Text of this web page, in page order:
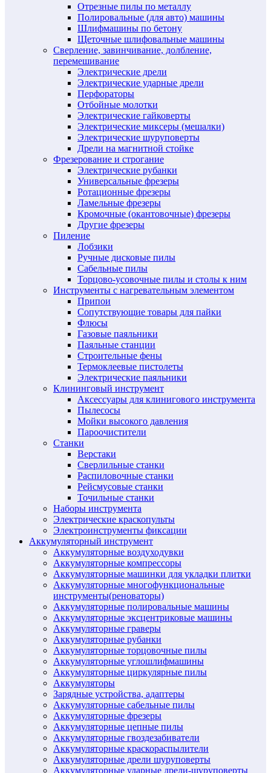
Отрезные пилы по металлу
Полировальные (для авто) машины
Шлифмашины по бетону
Щеточные шлифовальные машины
Сверление, завинчивание, долбление,
перемешивание
Электрические дрели
Электрические ударные дрели
Перфораторы
Отбойные молотки
Электрические гайковерты
Электрические миксеры (мешалки)
Электрические шуруповерты
Дрели на магнитной стойке
Фрезерование и строгание
Электрические рубанки
Универсальные фрезеры
Ротационные фрезеры
Ламельные фрезеры
Кромочные (окантовочные) фрезеры
Другие фрезеры
Пиление
Лобзики
Ручные дисковые пилы
Сабельные пилы
Торцово-усовочные пилы и столы к ним
Инструменты с нагревательным элементом
Припои
Сопутствующие товары для пайки
Флюсы
Газовые паяльники
Паяльные станции
Строительные фены
Термоклеевые пистолеты
Электрические паяльники
Клининговый инструмент
Аксессуары для клинигового инструмента
Пылесосы
Мойки высокого давления
Пароочистители
Станки
Верстаки
Сверлильные станки
Распиловочные станки
Рейсмусовые станки
Точильные станки
Наборы инструмента
Электрические краскопульты
Электроинструменты фиксации
Аккумуляторный инструмент
Аккумуляторные воздуходувки
Аккумуляторные компрессоры
Аккумуляторные машинки для укладки плитки
Аккумуляторные многофункциональные
инструменты(реноваторы)
Аккумуляторные полировальные машины
Аккумуляторные эксцентриковые машины
Аккумуляторные граверы
Аккумуляторные рубанки
Аккумуляторные торцовочные пилы
Аккумуляторные углошлифмашины
Аккумуляторные циркулярные пилы
Аккумуляторы
Зарядные устройства, адаптеры
Аккумуляторные сабельные пилы
Аккумуляторные фрезеры
Аккумуляторные цепные пилы
Аккумуляторные гвоздезабиватели
Аккумуляторные краскораспылители
Аккумуляторные дрели шуруповерты
Аккумуляторные ударные дрели-шуруповерты